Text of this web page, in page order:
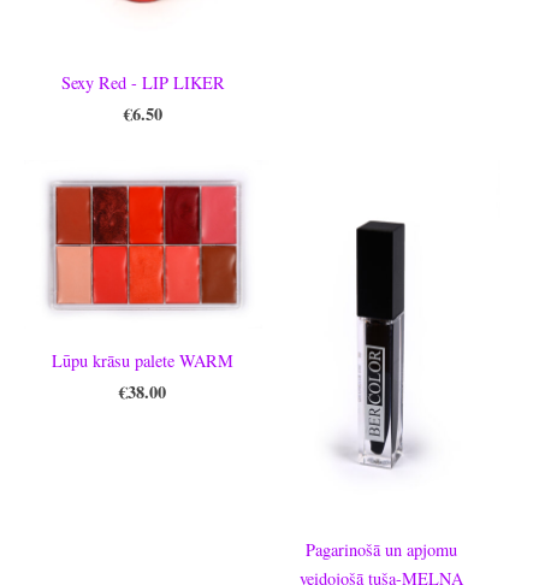
Sexy Red - LIP LIKER
€6.50
Lūpu krāsu palete WARM
€38.00
Pagarinošā un apjomu
veidojošā tuša-MELNA